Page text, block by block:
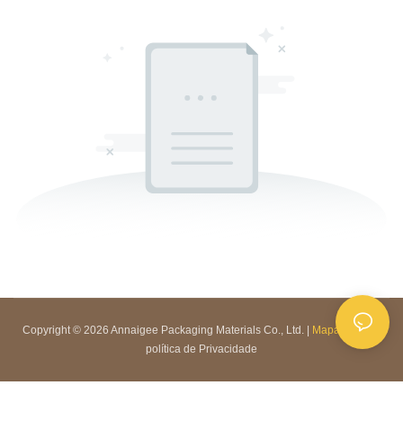
Copyright © 2026 Annaigee Packaging Materials Co., Ltd. | Mapa do site
política de Privacidade